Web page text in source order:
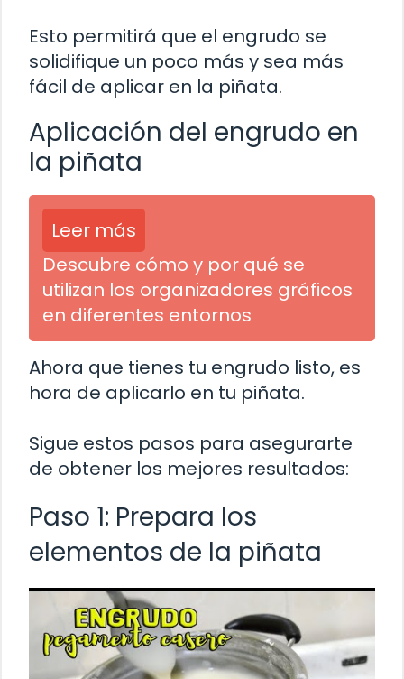
Esto permitirá que el engrudo se
solidifique un poco más y sea más
fácil de aplicar en la piñata.
Aplicación del engrudo en
la piñata
Leer más
Descubre cómo y por qué se
utilizan los organizadores gráficos
en diferentes entornos
Ahora que tienes tu engrudo listo, es
hora de aplicarlo en tu piñata.
Sigue estos pasos para asegurarte
de obtener los mejores resultados:
Paso 1: Prepara los
elementos de la piñata